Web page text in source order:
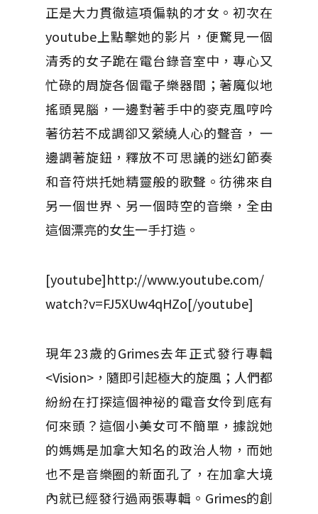
正是大力貫徹這項偏執的才女。初次在
youtube上點擊她的影片，便驚見一個
清秀的女子跪在電台錄音室中，專心又
忙碌的周旋各個電子樂器間；著魔似地
搖頭晃腦，一邊對著手中的麥克風哼吟
著彷若不成調卻又縈繞人心的聲音， 一
邊調著旋鈕，釋放不可思議的迷幻節奏
和音符烘托她精靈般的歌聲。彷彿來自
另一個世界、另一個時空的音樂，全由
這個漂亮的女生一手打造。
[youtube]http://www.youtube.com/
watch?v=FJ5XUw4qHZo[/youtube]
現年23歲的Grimes去年正式發行專輯
<Vision>，隨即引起極大的旋風；人們都
紛紛在打探這個神祕的電音女伶到底有
何來頭？這個小美女可不簡單，據說她
的媽媽是加拿大知名的政治人物，而她
也不是音樂圈的新面孔了，在加拿大境
內就已經發行過兩張專輯。Grimes的創